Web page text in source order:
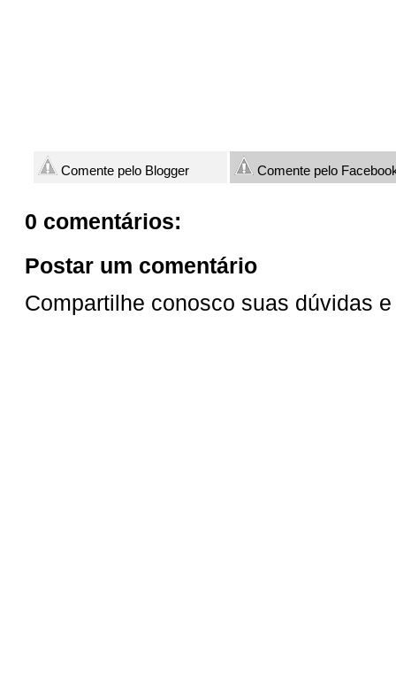
Comente pelo Blogger Comente pelo
0 comentários:
Postar um comentário
Compartilhe conosco suas dúvidas